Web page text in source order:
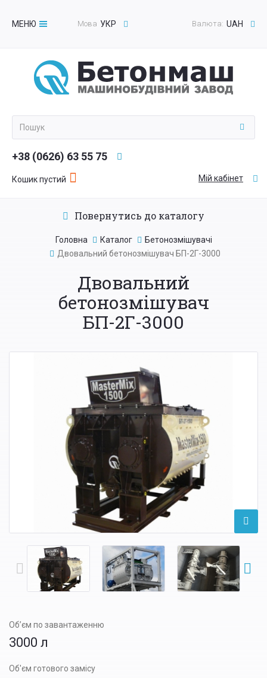
МЕНЮ
Toggle
Валюта: UAH
Мова УКР
+38 (0626) 63 55 75
Кошик пустий Мій кабінет
Повернутись до каталогу
Головна Каталог
Бетонозмішувачі
Двовальний бетонозмішувач БП-2Г-3000
Двовальний
бетонозмішувач
БП-2Г-3000
Об’єм по завантаженню
3000 л
Об'єм готового замісу